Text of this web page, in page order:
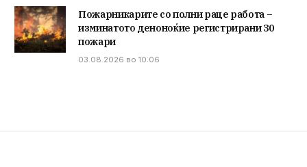
Пожарникарите со полни раце работа –
изминатото деноноќие регистрирани 30
пожари
03.08.2026 во 10:06